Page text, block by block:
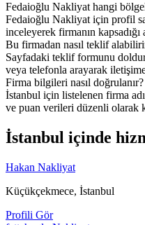
Fedaioğlu Nakliyat hangi
Fedaioğlu Nakliyat için profil
inceleyerek firmanın
Bu firmadan nasıl teklif
Sayfadaki teklif formunu
veya telefonla arayarak
Firma bilgileri nasıl doğrulanır?
İstanbul için listelenen firma
ve puan verileri düzenli olarak
İstanbul içinde
Hakan Nakliyat
Küçükçekmece, İstanbul
Profili Gör